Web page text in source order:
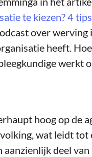
te kiezen? 4
over
heeft.
werkt
hoog op de
wat leidt tot
deel